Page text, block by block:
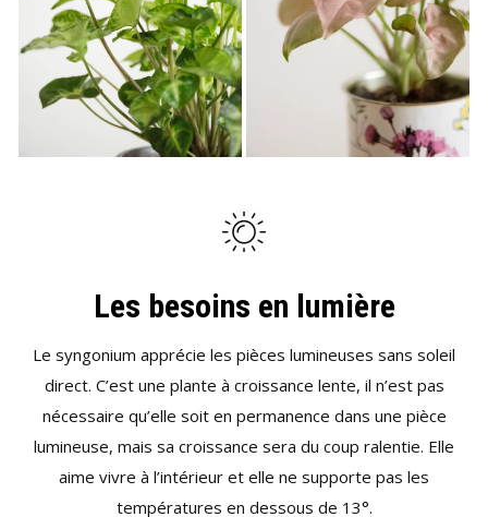
Les besoins en lumière
Le syngonium apprécie les pièces lumineuses sans soleil
direct. C’est une plante à croissance lente, il n’est pas
nécessaire qu’elle soit en permanence dans une pièce
lumineuse, mais sa croissance sera du coup ralentie. Elle
aime vivre à l’intérieur et elle ne supporte pas les
températures en dessous de 13°.